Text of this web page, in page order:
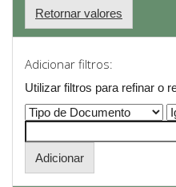
Retornar valores
Adicionar filtros:
Utilizar filtros para refinar o